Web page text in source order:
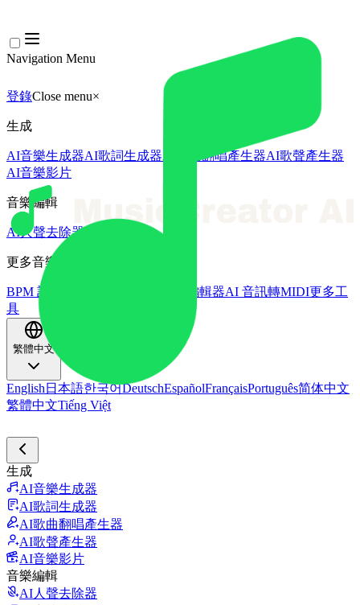
Navigation Menu
登錄Close menu×
生成
AI音樂生成器AI歌詞生成器 AI歌曲翻唱產生器AI歌聲產生器
AI音樂影片
音樂編輯
AI人聲去除器
更多音樂工具
BPM 計算機 AI MIDI編輯器AI 音訊轉MIDI更多工
具
繁體中文
English 日本語한국어DeutschEspañolFrançaisPortuguês简体中文
繁體中文Tiếng Việt
生成
AI音樂生成器
AI歌詞生成器
AI歌曲翻唱產生器
AI歌聲產生器
AI音樂影片
音樂編輯
AI人聲去除器